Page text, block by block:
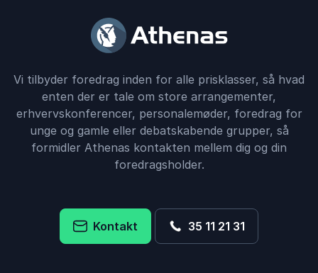
Vi tilbyder foredrag inden for alle prisklasser, så hvad
enten der er tale om store arrangementer,
erhvervskonferencer, personalemøder, foredrag for
unge og gamle eller debatskabende grupper, så
formidler Athenas kontakten mellem dig og din
foredragsholder.
Kontakt 35 11 21 31